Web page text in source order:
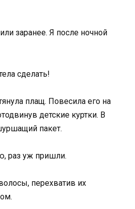
заранее. Я после ночной
сделать!
плащ. Повесила его на
детские куртки. В
пакет.
раз уж пришли.
перехватив их